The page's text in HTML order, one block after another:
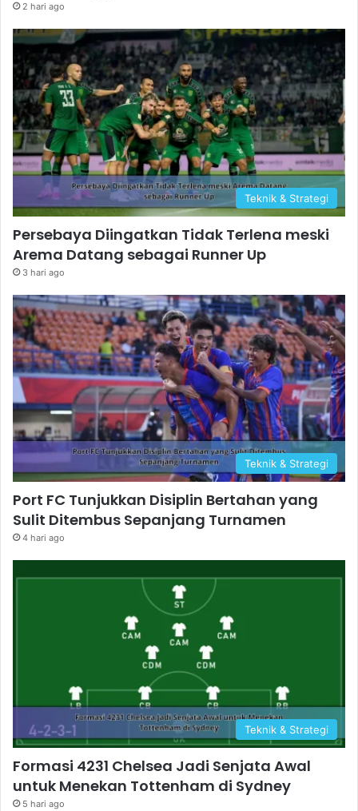
2 hari ago
Teknik & Strategi
Persebaya Diingatkan Tidak Terlena meski
Arema Datang sebagai Runner Up
3 hari ago
Teknik & Strategi
Port FC Tunjukkan Disiplin Bertahan yang
Sulit Ditembus Sepanjang Turnamen
4 hari ago
Teknik & Strategi
Formasi 4231 Chelsea Jadi Senjata Awal
untuk Menekan Tottenham di Sydney
5 hari ago